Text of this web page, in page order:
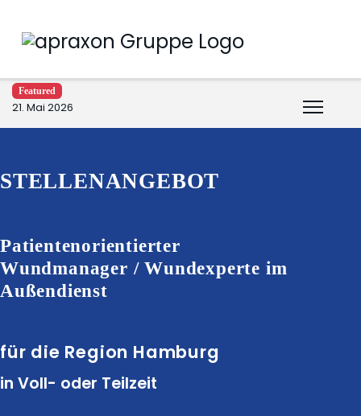
Featured
21. Mai 2026
STELLENANGEBOT
Patientenorientierter
Wundmanager / Wundexperte im
Außendienst
für die Region Hamburg
in Voll- oder Teilzeit